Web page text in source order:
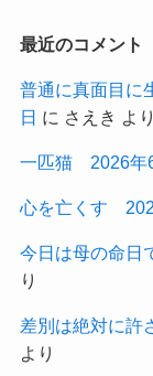
最近のコメント
普通に真面目に
日 に さえき より
一匹猫 2026年
心を亡くす
今日は母の命
り
差別は絶対に
より